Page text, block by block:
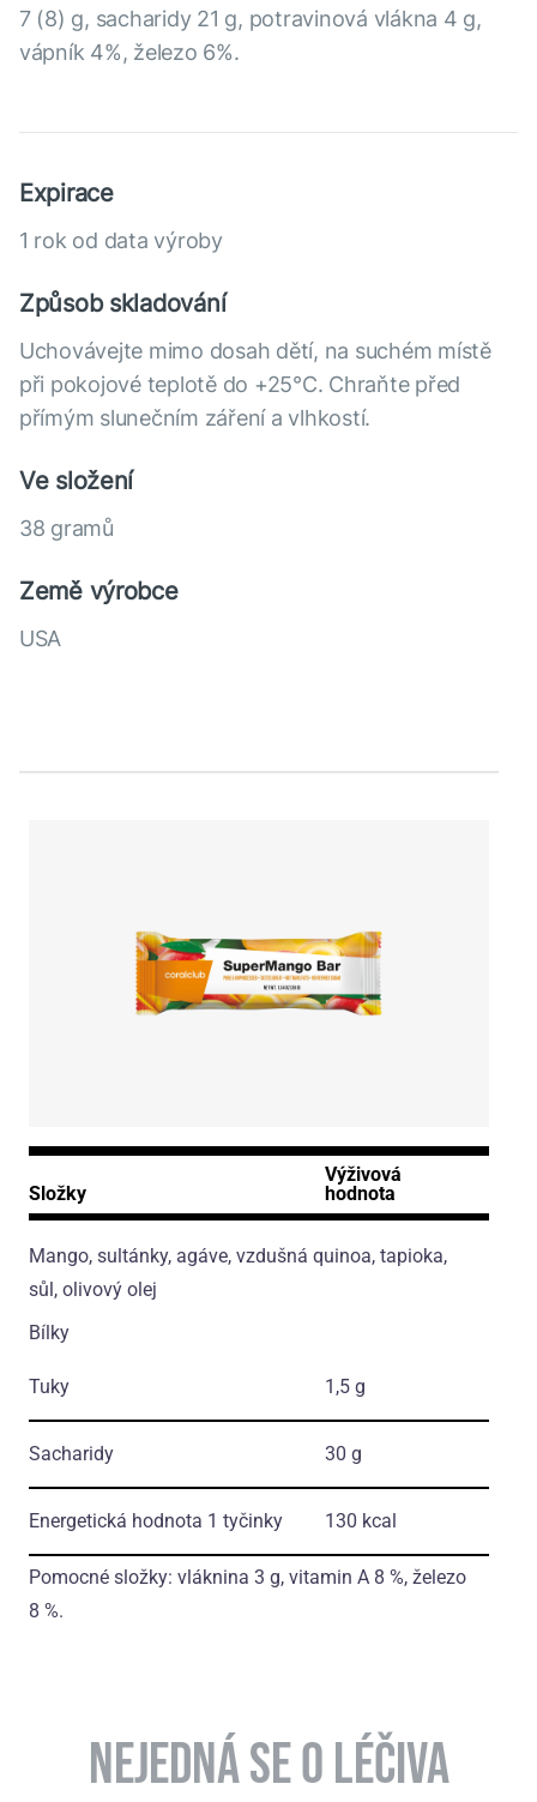
7 (8) g, sacharidy 21 g, potravinová vlákna 4 g,
vápník 4%, železo 6%.
Expirace
1 rok od data výroby
Způsob skladování
Uchovávejte mimo dosah dětí, na suchém místě
při pokojové teplotě do +25°С. Chraňte před
přímým slunečním záření a vlhkostí.
Ve složení
38 gramů
Země výrobce
USA
Složky
Výživová
hodnota
Mango, sultánky, agáve, vzdušná quinoa, tapioka,
sůl, olivový olej
Bílky
Tuky 1,5 g
Sacharidy 30 g
Energetická hodnota 1 tyčinky 130 kcal
Pomocné složky: vláknina 3 g, vitamin A 8 %, železo
8 %.
NEJEDNÁ SE O LÉČIVA